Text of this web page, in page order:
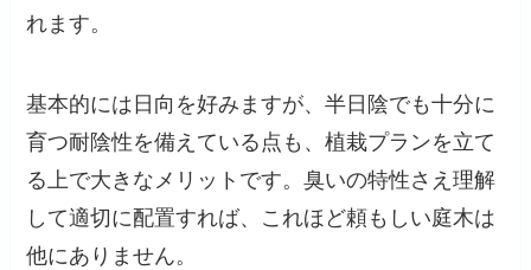
れます。
基本的には日向を好みますが、半日陰でも十分に
育つ耐陰性を備えている点も、植栽プランを立て
る上で大きなメリットです。臭いの特性さえ理解
して適切に配置すれば、これほど頼もしい庭木は
他にありません。